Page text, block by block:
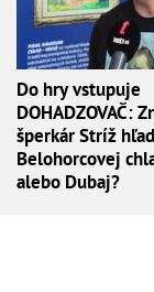
Do hry vstupuje
DOHADZOVAČ:
šperkár Stríž
Belohorcovej
alebo Dubaj?